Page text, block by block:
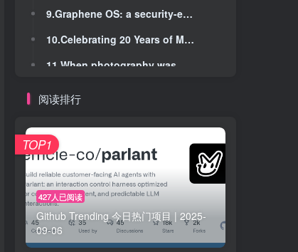
9.Graphene OS: a security-enhanced Android build
10.Celebrating 20 Years of MDN
14.Lisp project of the day
16.3-JSON
17.Air Canada returned lost bag, it now had knife,toiletries, ticket scanner inside
18.Asciinema: Record and share your terminal sessions
9.Graphene OS: a security-enhanced Android build
10.Celebrating 20 Years of MDN
14.Lisp project of the day
16.3-JSON
17.Air Canada returned lost bag, it now had knife,toiletries, ticket scanner inside
18.Asciinema: Record and share your terminal sessions
阅读排行
427人已阅读
Github Trending 今日热门项目 | 2025-
09-06
TOP1